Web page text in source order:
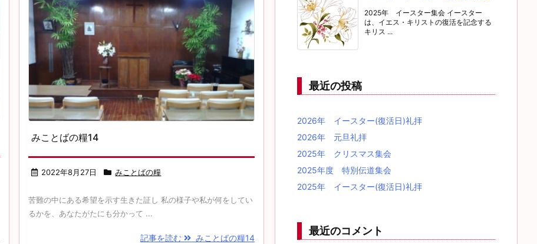
みことばの糧14
2022年8月27日 みことばの糧
苦難の中にある希望を示す生きた証し 私の様子や私が何をしてい
るかを、あなたがたにも分かって ...
記事を読む みことばの糧14
2025年 イースター集会 イースター
は、イエス・キリストの復活を記念する
キリス ...
最近の投稿
2026年 イースター(復活日)礼拝
2026年 元旦礼拝
2025年 クリスマス集会
2025年度 特別伝道集会
2025年 イースター(復活日)礼拝
最近のコメント